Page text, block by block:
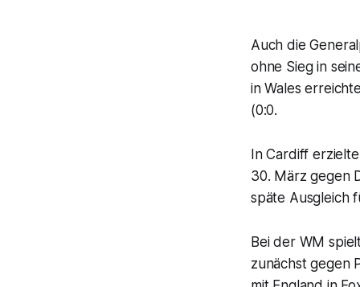
Auch die
ohne Sieg in
in Wales
(0:0.
In Cardiff
30. März gegen
späte Ausgleich
Bei der WM
zunächst gegen